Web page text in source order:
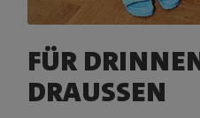
FÜR
DRAUSSEN